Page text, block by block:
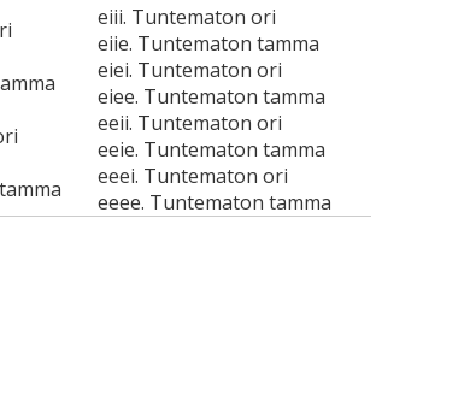
eiii. Tuntematon ori
eiie. Tuntematon tamma
eiei. Tuntematon ori
eiee. Tuntematon tamma
eeii. Tuntematon ori
eeie. Tuntematon tamma
eeei. Tuntematon ori
eeee. Tuntematon tamma